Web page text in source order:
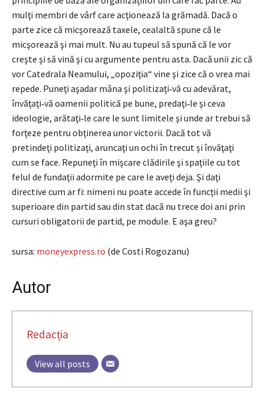
mulţi membri de vârf care acţionează la grămadă. Dacă o
parte zice că micşorează taxele, cealaltă spune că le
micşorează şi mai mult. Nu au tupeul să spună că le vor
creşte şi să vină şi cu argumente pentru asta. Dacă unii zic că
vor Catedrala Neamului, „opoziţia“ vine şi zice că o vrea mai
repede. Puneţi aşadar mâna şi politizaţi‑vă cu adevărat,
învăţaţi‑vă oamenii politică pe bune, predaţi‑le şi ceva
ideologie, arătaţi‑le care le sunt limitele şi unde ar trebui să
forţeze pentru obţinerea unor victorii. Dacă tot vă
pretindeţi politizaţi, aruncaţi un ochi în trecut şi învăţaţi
cum se face. Repuneţi în mişcare clădirile şi spaţiile cu tot
felul de fundaţii adormite pe care le aveţi deja. Şi daţi
directive cum ar fi: nimeni nu poate accede în funcţii medii şi
superioare din partid sau din stat dacă nu trece doi ani prin
cursuri obligatorii de partid, pe module. E aşa greu?
sursa: moneyexpress.ro (de Costi Rogozanu)
Autor
Redacția
View all posts